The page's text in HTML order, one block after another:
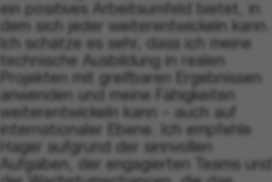
ein positives Arbeitsumfeld bietet, in
dem sich jeder weiterentwickeln kann.
Ich schätze es sehr, dass ich meine
technische Ausbildung in realen
Projekten mit greifbaren Ergebnissen
anwenden und meine Fähigkeiten
weiterentwickeln kann – auch auf
internationaler Ebene. Ich empfehle
Hager aufgrund der sinnvollen
Aufgaben, der engagierten Teams und